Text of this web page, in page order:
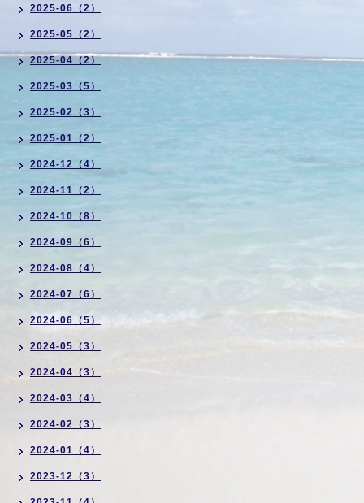
2025-06（2）
2025-05（2）
2025-04（2）
2025-03（5）
2025-02（3）
2025-01（2）
2024-12（4）
2024-11（2）
2024-10（8）
2024-09（6）
2024-08（4）
2024-07（6）
2024-06（5）
2024-05（3）
2024-04（3）
2024-03（4）
2024-02（3）
2024-01（4）
2023-12（3）